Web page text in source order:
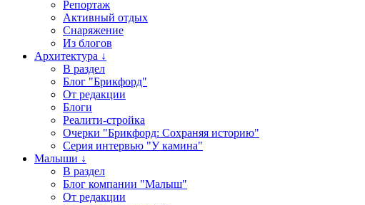
Репортаж
Активный отдых
Снаряжение
Из блогов
Архитектура ↓
В раздел
Блог "Брикфорд"
От редакции
Блоги
Реалити-стройка
Очерки "Брикфорд: Сохраняя историю"
Серия интервью "У камина"
Малыши ↓
В раздел
Блог компании "Малыш"
От редакции